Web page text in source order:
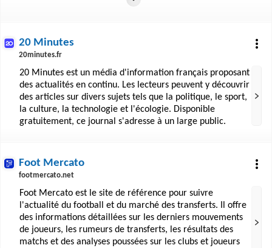
20 Minutes
20minutes.fr
20 Minutes est un média d'information français proposant
des actualités en continu. Les lecteurs peuvent y découvrir
des articles sur divers sujets tels que la politique, le sport,
la culture, la technologie et l'écologie. Disponible
gratuitement, ce journal s'adresse à un large public.
Foot Mercato
footmercato.net
Foot Mercato est le site de référence pour suivre
l'actualité du football et du marché des transferts. Il offre
des informations détaillées sur les derniers mouvements
de joueurs, les rumeurs de transferts, les résultats des
matchs et des analyses poussées sur les clubs et joueurs